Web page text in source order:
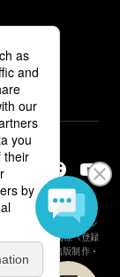
が、著作権者からコン
を示す登録商標（登録
たは［電子出版制作・